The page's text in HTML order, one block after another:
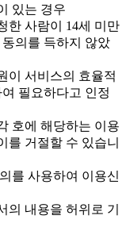
있는 경우
한 사람이 14세 미만
의를 득하지 않았
이 서비스의 효율적
필요하다고 인정
호에 해당하는 이용
를 거절할 수 있습니
를 사용하여 이용신
의 내용을 허위로 기